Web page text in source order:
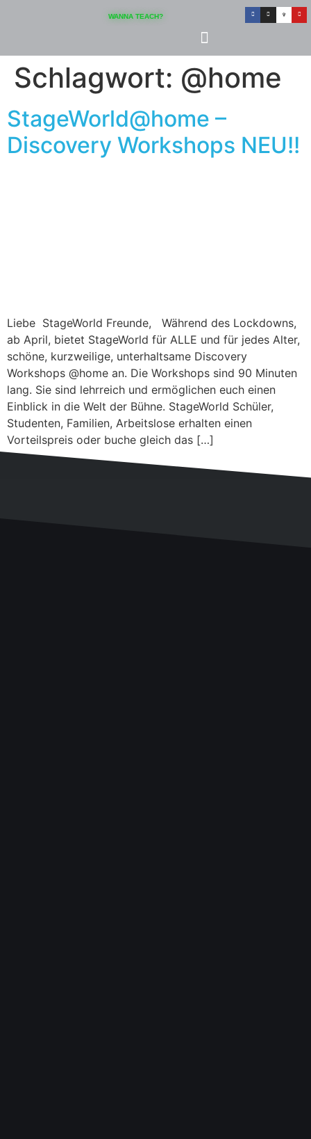
WANNA TEACH?
Schlagwort: @home
StageWorld@home –
Discovery Workshops NEU!!
Liebe StageWorld Freunde, Während des Lockdowns,
ab April, bietet StageWorld für ALLE und für jedes Alter,
schöne, kurzweilige, unterhaltsame Discovery
Workshops @home an. Die Workshops sind 90 Minuten
lang. Sie sind lehrreich und ermöglichen euch einen
Einblick in die Welt der Bühne. StageWorld Schüler,
Studenten, Familien, Arbeitslose erhalten einen
Vorteilspreis oder buche gleich das […]